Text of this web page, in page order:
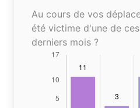
Au cours de vos
été victime d'une de
derniers mois ?